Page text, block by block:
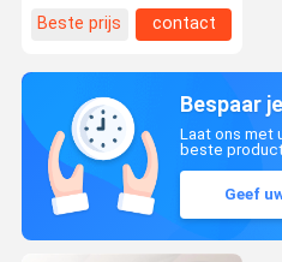
Beste prijs contact
Bespaar
Laat ons met
beste
Geef